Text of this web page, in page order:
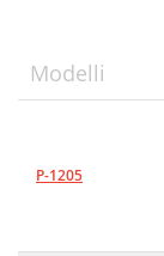
Modelli
P-1205